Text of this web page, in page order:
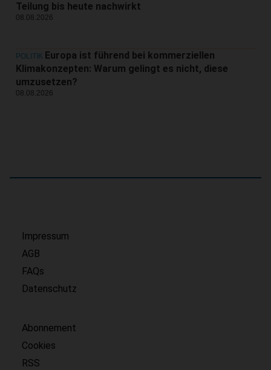
Teilung bis heute nachwirkt
08.08.2026
POLITIK Europa ist führend bei kommerziellen
Klimakonzepten: Warum gelingt es nicht, diese
umzusetzen?
08.08.2026
Impressum
AGB
FAQs
Datenschutz
Abonnement
Cookies
RSS